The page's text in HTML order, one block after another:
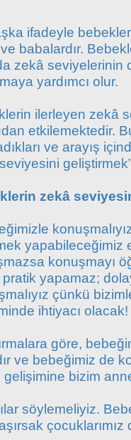
ifadeyle
babalardır.
zekâ seviyelerinin
yardımcı olur.
ilerleyen zekâ
etkilemektedir.
ve arayış
zekâ
yapabileceğimiz
konuşmayı
yapamaz;
çünkü
ihtiyacı olacak!
göre,
ve bebeğimiz de
gelişimine bizim
söylemeliyiz.